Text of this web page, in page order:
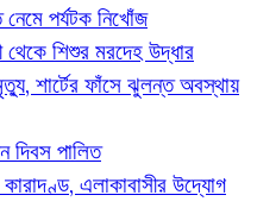
পর্যটক নিখোঁজ
শিশুর মরদেহ উদ্ধার
শার্টের ফাঁসে ঝুলন্ত অবস্থায়
দিবস পালিত
কারাদণ্ড, এলাকাবাসীর উদ্যোগ